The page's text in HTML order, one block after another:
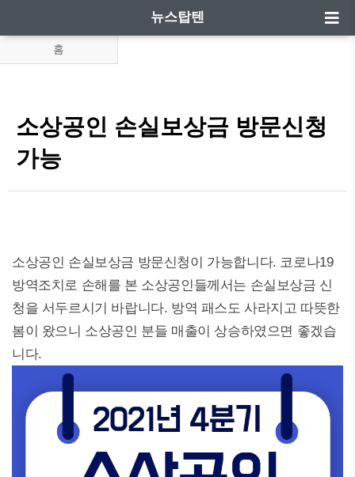
뉴스탑텐
홈
소상공인 손실보상금 방문신청
가능
소상공인 손실보상금 방문신청이 가능합니다. 코로나19
방역조치로 손해를 본 소상공인들께서는 손실보상금 신
청을 서두르시기 바랍니다. 방역 패스도 사라지고 따뜻한
봄이 왔으니 소상공인 분들 매출이 상승하였으면 좋겠습
니다.